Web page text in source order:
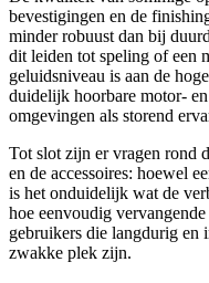
bevestigingen en de
minder robuust dan bij
dit leiden tot speling of een
geluidsniveau is aan de
duidelijk hoorbare motor-
omgevingen als storend
Tot slot zijn er vragen rond
en de accessoires: hoewel
is het onduidelijk wat de
hoe eenvoudig
gebruikers die langdurig en
zwakke plek zijn.